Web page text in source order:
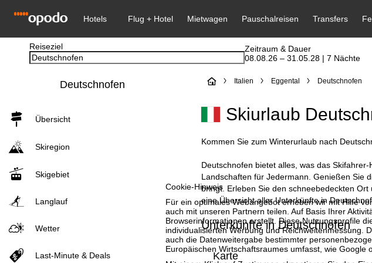
Cookie-Hinweis
Für ein optimales Webangebot erheben wir mit Hilfe
auch mit unseren Partnern teilen. Auf Basis Ihrer
Browserinformationen erstellt. Diese Nutzungsprofile
individualisierten Werbung und Reichweitenmessung.
auch die Datenweitergabe bestimmter
Europäischen Wirtschaftsraumes umfasst, wie Google
Reiseziel
Zeitraum & Dauer
08.08.26 – 31.05.28 | 7 Nächte
Deutschnofen
Übersicht
Skiregion
Skigebiet
Langlauf
Wetter
Last-Minute & Deals
S
t
t
s
e
i
Italien Eggental Deutschnofen
Skiurlaub
Kommen Sie zum Winterurlaub nach
Deutschnofen bietet alles, was das
Landschaften für Jedermann. Genießen Sie
bringt. Erleben Sie den schneebedeckten
eine Übersicht aller Unterkünfte in
Unterkünfte in Deutschnofen
Karte